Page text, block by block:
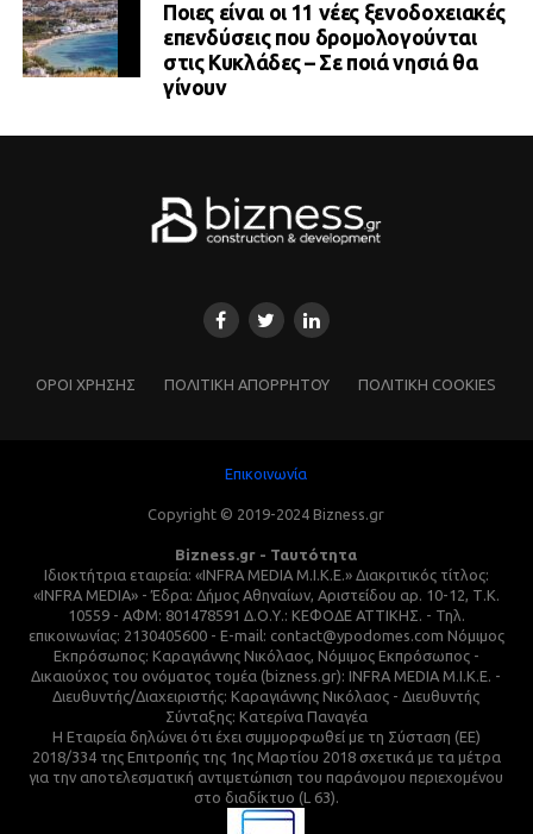
Ποιες είναι οι 11 νέες ξενοδοχειακές
επενδύσεις που δρομολογούνται
στις Κυκλάδες – Σε ποιά νησιά θα
γίνουν
ΌΡΟΙ ΧΡΗΣΗΣ ΠΟΛΙΤΙΚΗ ΑΠΟΡΡΗΤΟΥ ΠΟΛΙΤΙΚΗ COOKIES
Επικοινωνία
Copyright © 2019-2024 Bizness.gr
Bizness.gr - Ταυτότητα
Ιδιοκτήτρια εταιρεία: «INFRA MEDIA M.I.K.E.» Διακριτικός τίτλος:
«INFRA MEDIA» - Έδρα: Δήμος Αθηναίων, Αριστείδου αρ. 10-12, Τ.Κ.
10559 - ΑΦΜ: 801478591 Δ.Ο.Υ.: ΚΕΦΟΔΕ ΑΤΤΙΚΗΣ. - Τηλ.
επικοινωνίας: 2130405600 - E-mail: contact@ypodomes.com Νόμιμος
Εκπρόσωπος: Καραγιάννης Νικόλαος, Νόμιμος Εκπρόσωπος -
Δικαιούχος του ονόματος τομέα (bizness.gr): INFRA MEDIA M.I.K.E. -
Διευθυντής/Διαχειριστής: Καραγιάννης Νικόλαος - Διευθυντής
Σύνταξης: Κατερίνα Παναγέα
Η Εταιρεία δηλώνει ότι έχει συμμορφωθεί με τη Σύσταση (ΕΕ)
2018/334 της Επιτροπής της 1ης Μαρτίου 2018 σχετικά με τα μέτρα
για την αποτελεσματική αντιμετώπιση του παράνομου περιεχομένου
στο διαδίκτυο (L 63).